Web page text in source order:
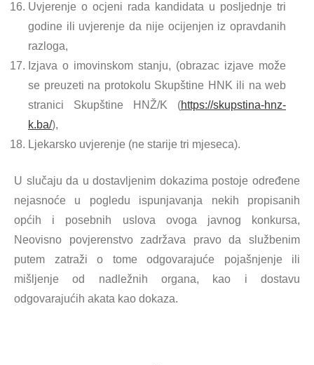
Uvjerenje o ocjeni rada kandidata u posljednje tri
godine ili uvjerenje da nije ocijenjen iz opravdanih
razloga,
Izjava o imovinskom stanju, (obrazac izjave može
se preuzeti na protokolu Skupštine HNK ili na web
stranici Skupštine HNŽ/K (https://skupstina-hnz-
k.ba/),
Ljekarsko uvjerenje (ne starije tri mjeseca).
U slučaju da u dostavljenim dokazima postoje određene
nejasnoće u pogledu ispunjavanja nekih propisanih
općih i posebnih uslova ovoga javnog konkursa,
Neovisno povjerenstvo zadržava pravo da službenim
putem zatraži o tome odgovarajuće pojašnjenje ili
mišljenje od nadležnih organa, kao i dostavu
odgovarajućih akata kao dokaza.